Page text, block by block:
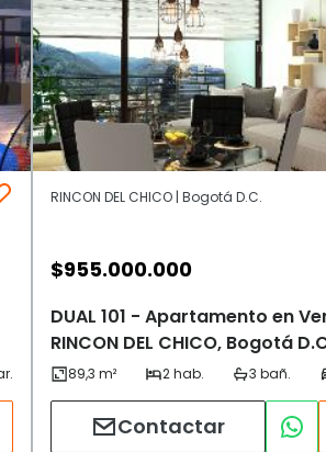
RINCON DEL CHICO | Bogotá D.C.
$955.000.000
DUAL 101 - Apartamento en
RINCON DEL CHICO, Bogotá
Contactar